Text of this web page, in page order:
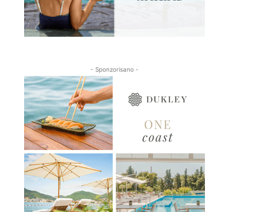
- Sponzorisano -